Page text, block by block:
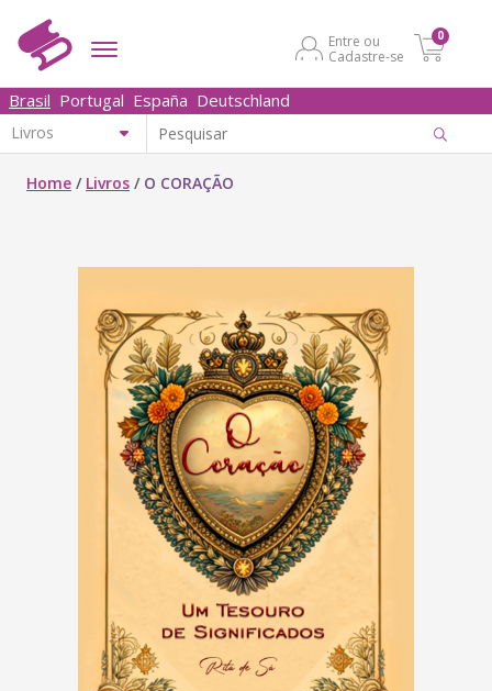
Entre ou
Cadastre-se
0
Brasil Portugal España Deutschland
Home / Livros / O CORAÇÃO